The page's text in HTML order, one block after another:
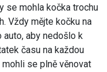
se mohla kočka trochu
Vždy mějte kočku na
aby nedošlo k
času na každou
se plně věnovat